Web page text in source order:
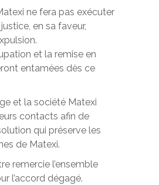
ne fera pas exécuter
en sa faveur,
et la remise en
entamées dès ce
et la société Matexi
contacts afin de
qui préserve les
de Matexi.
remercie l’ensemble
l’accord dégagé.